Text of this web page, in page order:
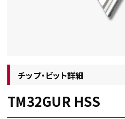
チップ・ビット詳細
TM32GUR HSS